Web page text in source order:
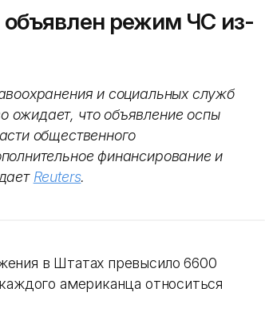
режим ЧС из-
и социальных служб
что объявление оспы
общественного
финансирование и
Reuters.
в Штатах превысило 6600
американца относиться